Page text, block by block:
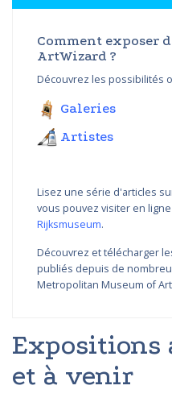
Comment exposer
ArtWizard ?
Découvrez les possibilités
Galeries
Artistes
Lisez une série d'articles
vous pouvez visiter en ligne
Rijksmuseum.
Découvrez et télécharger
publiés depuis de
Metropolitan Museum of Art
Expositions
et à venir